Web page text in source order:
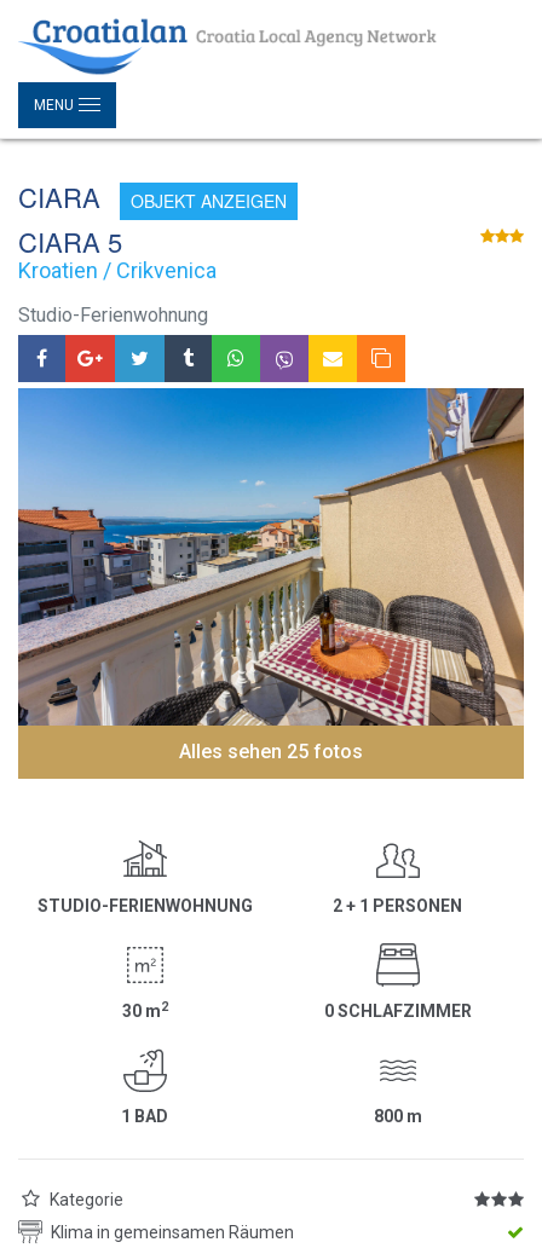
MENU
CIARA OBJEKT ANZEIGEN
CIARA 5
Kroatien / Crikvenica
Studio-Ferienwohnung
Alles sehen 25 fotos
STUDIO-FERIENWOHNUNG 2 + 1 PERSONEN
30 m2 0 SCHLAFZIMMER
1 BAD 800 m
Kategorie
Klima in gemeinsamen Räumen